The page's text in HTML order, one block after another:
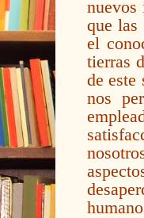
nuevos
que las
el
tierras
de este
nos